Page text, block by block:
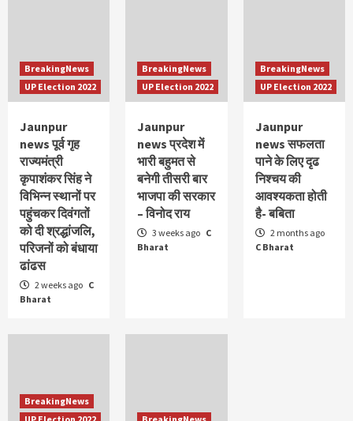
5
JAUNPUR NEWS श्रद्धालुओं से भरी पिकअप पलटी 9 घायल
,4 गम्भीर ,रेफर
1
UttarPradesh
Jaunpur news टुरिस्ट वाहन की चपेट में आने से बृद्ध गंभीर
रूप से घायल
2
Exclusive
Jaunpur news स्कूल वाहन मोटरसाइकिल में जोरदार टक्कर
आधा दर्जन घायल
Exclusive
JAUNPUR NEWS बस डंपर की जोरदार टक्कर ड्राइवर समेत
BreakingNews
UP Election 2022
Jaunpur
news पूर्व गृह
राज्यमंत्री
कृपाशंकर सिंह ने
विभिन्न स्थानों पर
पहुंचकर दिवंगतों
को दी श्रद्धांजलि,
परिजनों को बंधाया
ढांढस
2 weeks ago C
Bharat
BreakingNews
UP Election 2022
Jaunpur
news प्रदेश में
भारी बहुमत से
बनेगी तीसरी बार
भाजपा की सरकार
– विनोद राय
3 weeks ago C
Bharat
BreakingNews
UP Election 2022
Jaunpur
news सफलता
पाने के लिए दृढ
निश्चय की
आवश्यकता होती
है- बबिता
2 months ago
C Bharat
BreakingNews